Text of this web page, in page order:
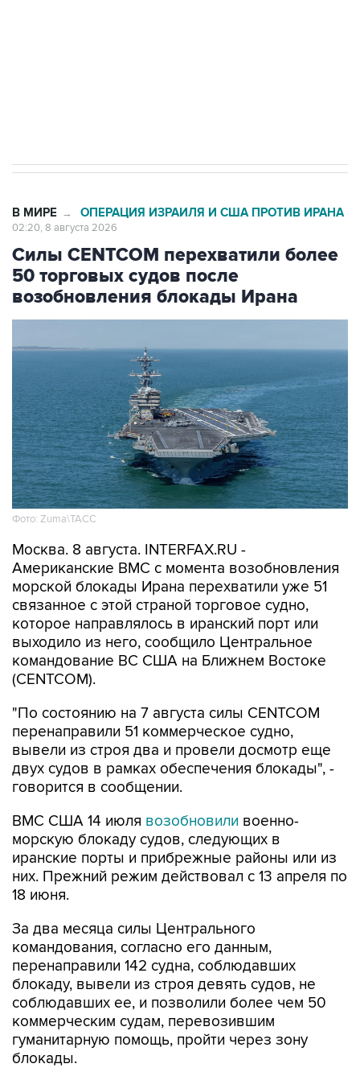
В МИРЕ → ОПЕРАЦИЯ ИЗРАИЛЯ И США ПРОТИВ ИРАНА
02:20, 8 августа 2026
Силы CENTCOM перехватили более
50 торговых судов после
возобновления блокады Ирана
Фото: Zuma\ТАСС
Москва. 8 августа. INTERFAX.RU -
Американские ВМС с момента возобновления
морской блокады Ирана перехватили уже 51
связанное с этой страной торговое судно,
которое направлялось в иранский порт или
выходило из него, сообщило Центральное
командование ВС США на Ближнем Востоке
(CENTCOM).
"По состоянию на 7 августа силы CENTCOM
перенаправили 51 коммерческое судно,
вывели из строя два и провели досмотр еще
двух судов в рамках обеспечения блокады", -
говорится в сообщении.
ВМС США 14 июля возобновили военно-
морскую блокаду судов, следующих в
иранские порты и прибрежные районы или из
них. Прежний режим действовал с 13 апреля по
18 июня.
За два месяца силы Центрального
командования, согласно его данным,
перенаправили 142 судна, соблюдавших
блокаду, вывели из строя девять судов, не
соблюдавших ее, и позволили более чем 50
коммерческим судам, перевозившим
гуманитарную помощь, пройти через зону
блокады.